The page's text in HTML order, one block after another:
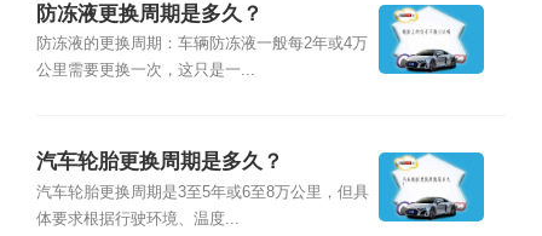
防冻液更换周期是多久？
防冻液的更换周期：车辆防冻液一般每2年或4万
公里需要更换一次，这只是一...
汽车轮胎更换周期是多久？
汽车轮胎更换周期是3至5年或6至8万公里，但具
体要求根据行驶环境、温度...